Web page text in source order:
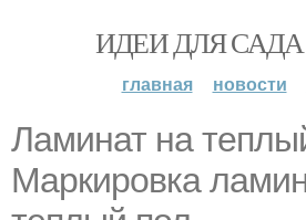
ИДЕИ ДЛЯ
главная новости
Ламинат на
Маркировка